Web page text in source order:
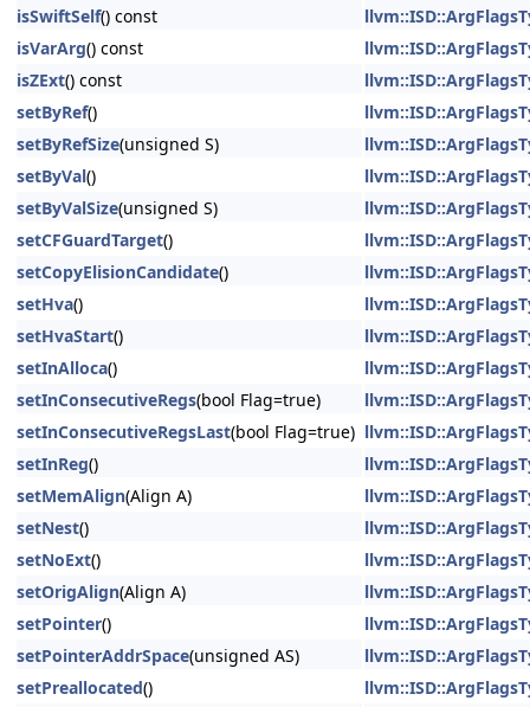
isSwiftSelf() const
isVarArg() const
isZExt() const
setByRef()
setByRefSize(unsigned S)
setByVal()
setByValSize(unsigned S)
setCFGuardTarget()
setCopyElisionCandidate()
setHva()
setHvaStart()
setInAlloca()
setInConsecutiveRegs(bool Flag=true)
setInConsecutiveRegsLast(bool Flag=true)
setInReg()
setMemAlign(Align A)
setNest()
setNoExt()
setOrigAlign(Align A)
setPointer()
setPointerAddrSpace(unsigned AS)
setPreallocated()